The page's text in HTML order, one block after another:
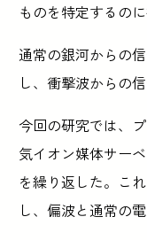
ものを特定するの
通常の銀河からの
し、衝撃波からの
今回の研究では、
気イオン媒体サー
を繰り返した。こ
し、偏波と通常の